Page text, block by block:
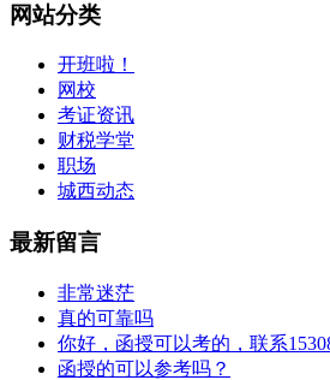
网站分类
开班啦！
网校
考证资讯
财税学堂
职场
城西动态
最新留言
非常迷茫
真的可靠吗
你好，函授可以考的，联系
函授的可以参考吗？